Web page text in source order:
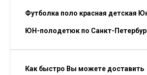
Футболка поло красная детская
ЮН-полодетюк по Санкт-
Как быстро Вы можете доставить